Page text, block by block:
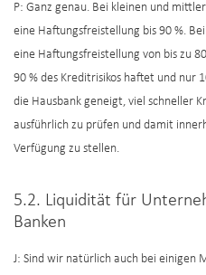
P: Ganz genau. Bei kleinen und
eine Haftungsfreistellung bis 90 %.
eine Haftungsfreistellung von bis zu
90 % des Kreditrisikos haftet und nur
die Hausbank geneigt, viel schneller
ausführlich zu prüfen und damit
Verfügung zu stellen.
5.2. Liquidität für
Banken
J: Sind wir natürlich auch bei einigen